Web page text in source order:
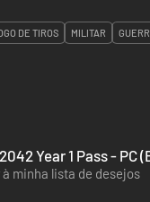
DE TIROS MILITAR
Year 1 Pass - PC
minha lista de desejos